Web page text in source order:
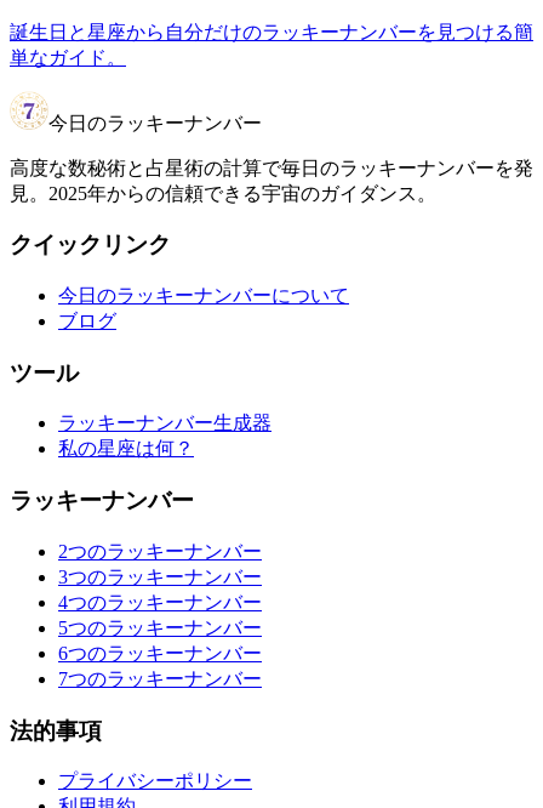
誕生日と星座から自分だけのラッキーナンバーを見つける簡
単なガイド。
今日のラッキーナンバー
高度な数秘術と占星術の計算で毎日のラッキーナンバーを発
見。2025年からの信頼できる宇宙のガイダンス。
クイックリンク
今日のラッキーナンバーについて
ブログ
ツール
ラッキーナンバー生成器
私の星座は何？
ラッキーナンバー
2つのラッキーナンバー
3つのラッキーナンバー
4つのラッキーナンバー
5つのラッキーナンバー
6つのラッキーナンバー
7つのラッキーナンバー
法的事項
プライバシーポリシー